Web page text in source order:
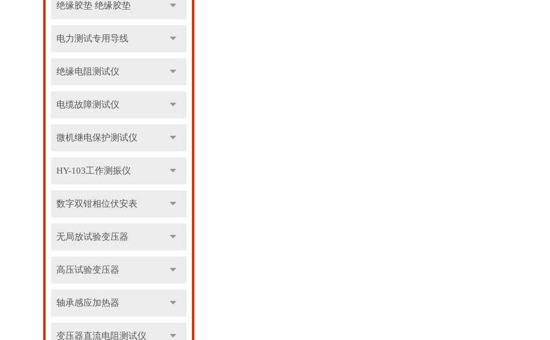
绝缘胶垫 绝缘胶垫
电力测试专用导线
绝缘电阻测试仪
电缆故障测试仪
微机继电保护测试仪
HY-103工作测振仪
数字双钳相位伏安表
无局放试验变压器
高压试验变压器
轴承感应加热器
变压器直流电阻测试仪